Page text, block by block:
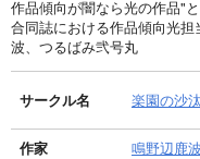
作品傾向が闇なら光の作品"
合同誌における作品傾向光
波、つるばみ弐号丸
サークル名 楽園の沙
作家 鳴野辺鹿波